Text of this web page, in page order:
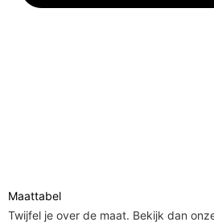
Maattabel
Twijfel je over de maat. Bekijk dan